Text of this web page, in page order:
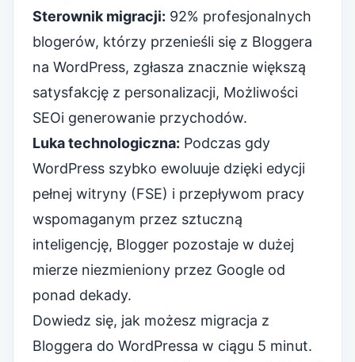
Sterownik migracji: 92% profesjonalnych
blogerów, którzy przenieśli się z Bloggera
na WordPress, zgłasza znacznie większą
satysfakcję z personalizacji, Możliwości
SEOi generowanie przychodów.
Luka technologiczna: Podczas gdy
WordPress szybko ewoluuje dzięki edycji
pełnej witryny (FSE) i przepływom pracy
wspomaganym przez sztuczną
inteligencję, Blogger pozostaje w dużej
mierze niezmieniony przez Google od
ponad dekady.
Dowiedz się, jak możesz migracja z
Bloggera do WordPressa w ciągu 5 minut.